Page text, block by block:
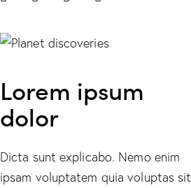
Lorem ipsum
dolor
Dicta sunt explicabo. Nemo enim
ipsam voluptatem quia voluptas sit